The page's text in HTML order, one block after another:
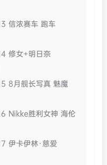
信浓赛车 跑车
修女+明日奈
8月舰长写真 魅魔
Nikke胜利女神 海伦
伊卡伊林·慈爱